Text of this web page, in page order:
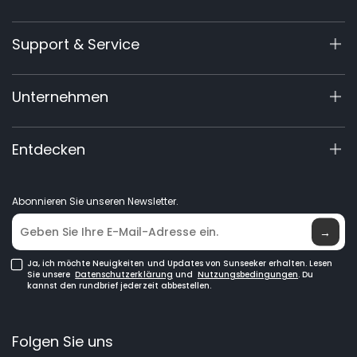
1220 mm / 48"
Schnittlänge
530 mm / 21"
Doppelseitig lasergeschliffen
Messerbewegung
Gegenläufig
Schwenkbarer Kopf
180° / 11 Positionen
530 mm / 21"
Messerbewegung
Gegenläufig
X7 / X7 Plus Gen 2
X9 Serie
X5 Gen 2
X3 Gen 2
60V Commercial
Zubehör
Support & Service
Support-Center
Garantie-Registrierung
Produktanfrage
Handbücher & Videos
Unternehmen
Über Uns
Elite Lab
Händlersuche
Entdecken
Abonnieren Sie unseren Newsletter.
→
Ja, ich möchte Neuigkeiten und Updates von Sunseeker erhalten. Lesen
Sie unsere Datenschutzerklärung und Nutzungsbedingungen. Du
kannst den rundbrief jederzeit abbestellen.
Folgen Sie uns